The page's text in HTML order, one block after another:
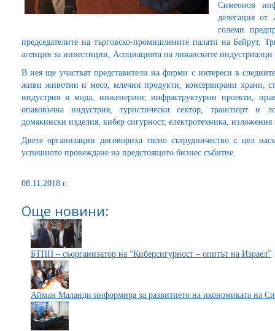
Симеонов
делегация от
големи
председателите на търговско-промишлените палати на Бейрут,
агенция за инвестиции, Асоциацията на ливанските
В нея ще участват представители на фирми с интереси в
живи животни и месо, млечни продукти, консервирани храни,
индустрия и мода, инженеринг, инфраструктурни проекти,
опаковъчна индустрия, туристически сектор, транспорт и
домакински изделия, кибер сигурност, електротехника,
Двете организации договориха тясно сътрудничество с цел
успешното провеждане на предстоящото бизнес събитие.
08.11.2018 г.
Още новини:
БТПП – съорганизатор на “Киберсигурност – опитът на Израел”
Айман Маланди информира за развитието на икономиката на